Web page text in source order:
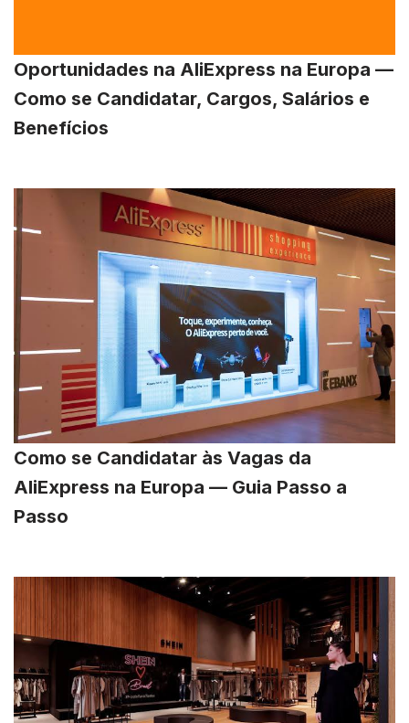
Oportunidades na AliExpress na Europa —
Como se Candidatar, Cargos, Salários e
Benefícios
Como se Candidatar às Vagas da
AliExpress na Europa — Guia Passo a
Passo